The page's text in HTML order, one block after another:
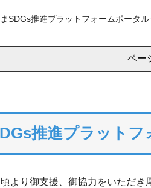
SDGs推進プラットフォームポータ
ペー
推進プラット
り御支援、御協力をいただき